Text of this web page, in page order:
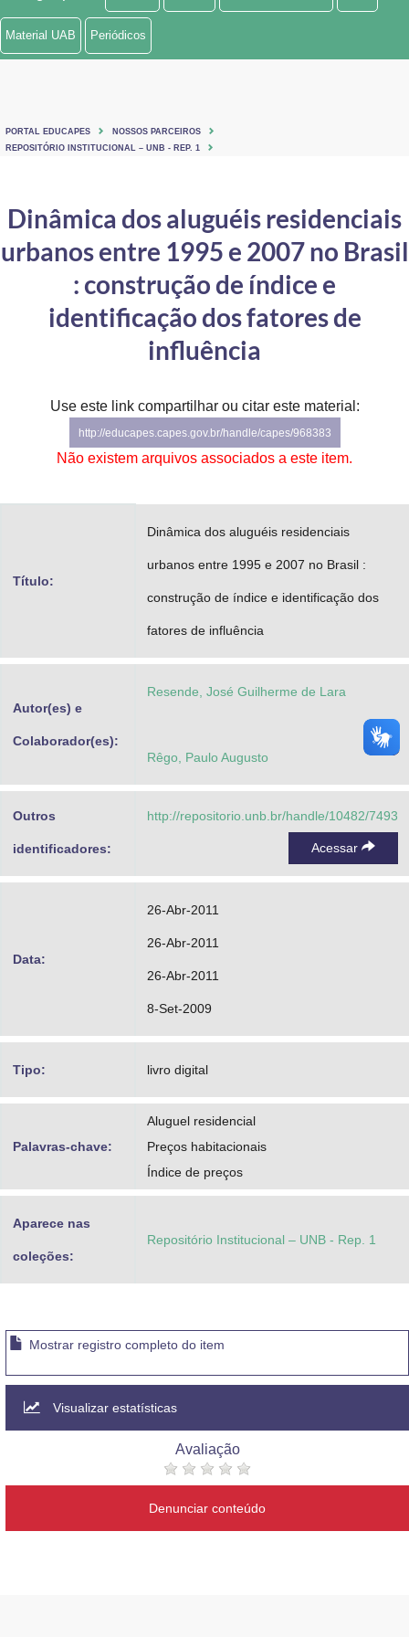
Ministério de Minas e Energia
Ministério do Turismo
Controladoria-Geral da União
Secretaria-Geral
Advocacia-Geral da União
Banco Central do Brasil
Planalto
Material UAB Periódicos
PORTAL EDUCAPES
NOSSOS PARCEIROS
REPOSITÓRIO INSTITUCIONAL – UNB - REP. 1
Dinâmica dos aluguéis residenciais
urbanos entre 1995 e 2007 no Brasil
: construção de índice e
identificação dos fatores de
influência
Use este link compartilhar ou citar este material:
http://educapes.capes.gov.br/handle/capes/968383
Não existem arquivos associados a este item.
Título:
Dinâmica dos aluguéis residenciais
urbanos entre 1995 e 2007 no Brasil :
construção de índice e identificação dos
fatores de influência
Autor(es) e
Colaborador(es):
Resende, José Guilherme de Lara
Rêgo, Paulo Augusto
Outros
identificadores:
http://repositorio.unb.br/handle/10482/7493
Acessar
Data:
26-Abr-2011
26-Abr-2011
26-Abr-2011
8-Set-2009
Tipo: livro digital
Palavras-chave:
Aluguel residencial
Preços habitacionais
Índice de preços
Aparece nas
coleções:
Repositório Institucional – UNB - Rep. 1
Mostrar registro completo do item
Visualizar estatísticas
Avaliação
Denunciar conteúdo